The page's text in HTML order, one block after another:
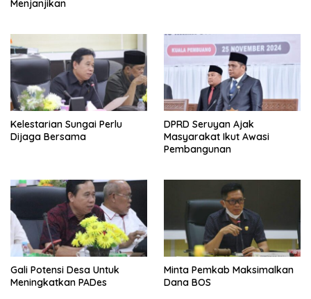
Menjanjikan
Kelestarian Sungai Perlu
Dijaga Bersama
DPRD Seruyan Ajak
Masyarakat Ikut Awasi
Pembangunan
Gali Potensi Desa Untuk
Meningkatkan PADes
Minta Pemkab Maksimalkan
Dana BOS